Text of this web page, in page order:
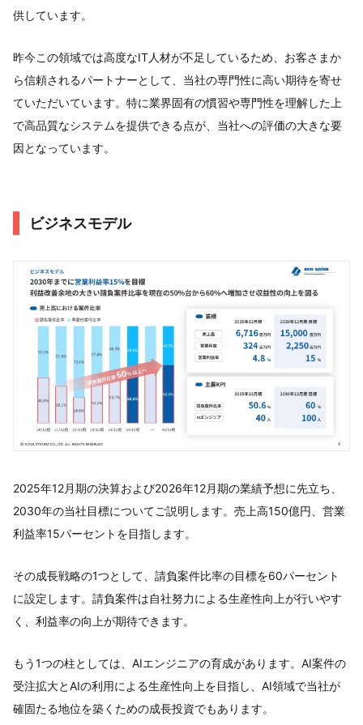
供しています。
昨今この領域では高度なIT人材が不足しているため、お客さまか
ら信頼されるパートナーとして、当社の専門性に高い期待を寄せ
ていただいています。特に業界固有の慣習や専門性を理解した上
で高品質なシステムを提供できる点が、当社への評価の大きな要
因となっています。
ビジネスモデル
2025年12月期の決算および2026年12月期の業績予想に先立ち、
2030年の当社目標についてご説明します。売上高150億円、営業
利益率15パーセントを目指します。
その成長戦略の1つとして、請負案件比率の目標を60パーセント
に設定します。請負案件は自社努力による生産性向上が行いやす
く、利益率の向上が期待できます。
もう1つの柱としては、AIエンジニアの育成があります。AI案件の
受注拡大とAIの利用による生産性向上を目指し、AI領域で当社が
確固たる地位を築くための成長投資でもあります。